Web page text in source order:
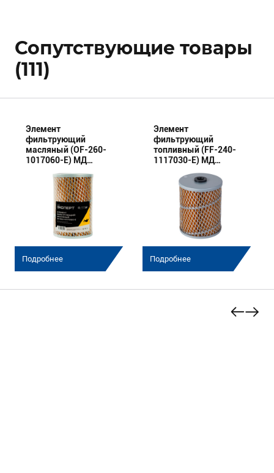
Сопутствующие товары
(111)
Элемент
фильтрующий
масляный (OF-260-
1017060-E) МД
(Эксперт)
Подробнее
Элемент
фильтрующий
топливный (FF-240-
1117030-E) МД
Подробнее